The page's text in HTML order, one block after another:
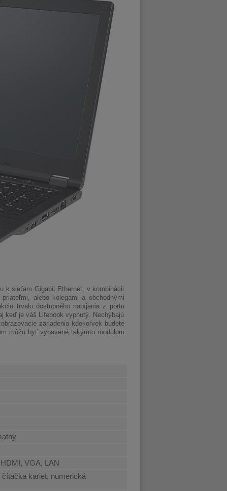
k sieťam Gigabit Ethernet, v kombinácii
alebo kolegami a obchodnými
trvalo dostupného nabíjania z portu
keď je váš Lifebook vypnutý. Nechýbajú
zariadenia kdekoľvek budete
môžu byť vybavené takýmto modulom
VGA, LAN
kariet, numerická